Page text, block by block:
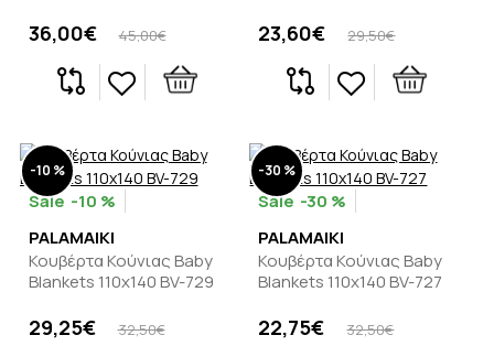
45,00€
36,00€ 29,50€
23,60€
-10 %
-10 %
PALAMAIKI
Κουβέρτα Κούνιας Baby
Blankets 110x140 BV-729
32,50€
29,25€
-30 %
-30 %
PALAMAIKI
Κουβέρτα Κούνιας Baby
Blankets 110x140 BV-727
32,50€
22,75€